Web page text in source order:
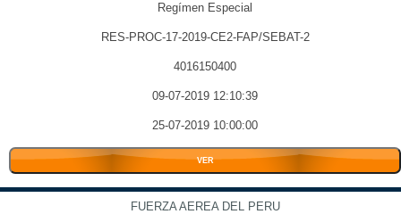
Regímen Especial
RES-PROC-17-2019-CE2-FAP/SEBAT-2
4016150400
09-07-2019 12:10:39
25-07-2019 10:00:00
VER
FUERZA AEREA DEL PERU